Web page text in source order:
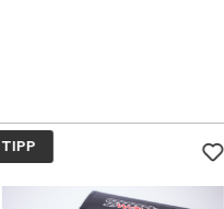
TIPP